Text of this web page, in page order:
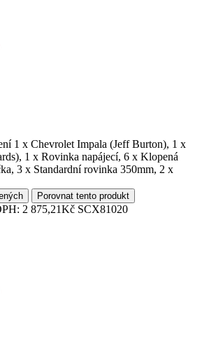
1 x Chevrolet Impala (Jeff Burton), 1 x
1 x Rovinka napájecí, 6 x Klopená
3 x Standardní rovinka 350mm, 2 x
Porovnat tento produkt
2 875,21Kč SCX81020